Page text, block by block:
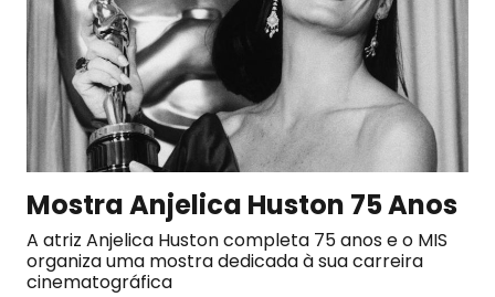
Mostra Anjelica Huston 75 Anos
A atriz Anjelica Huston completa 75 anos e o MIS
organiza uma mostra dedicada à sua carreira
cinematográfica